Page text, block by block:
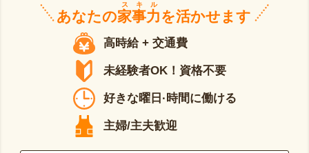
あなたの家事力
スキル
を活かせます
高時給 + 交通費
未経験者OK！資格不要
好きな曜日·時間に働ける
主婦/主夫歓迎